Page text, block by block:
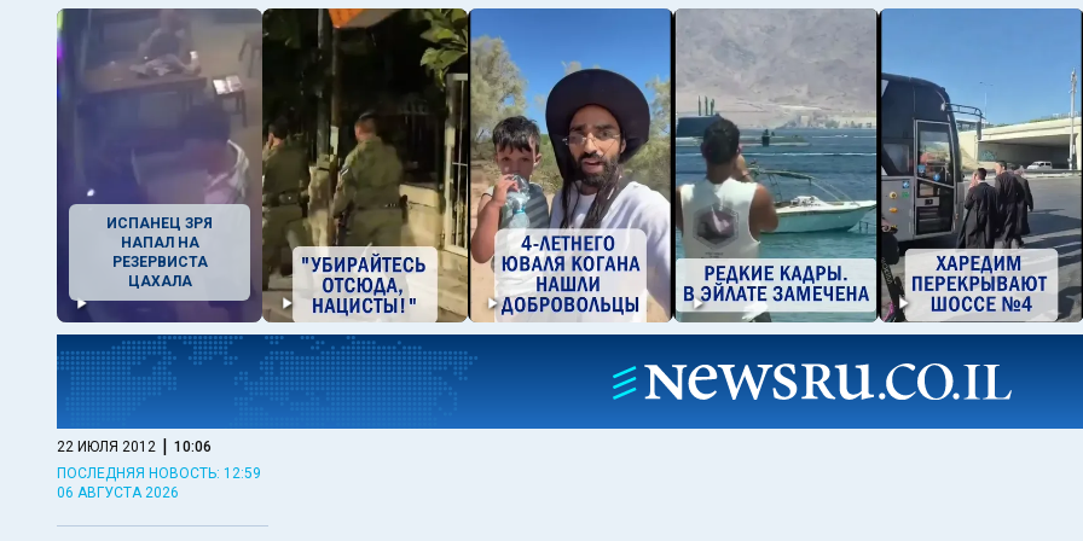
ИСПАНЕЦ ЗРЯ
НАПАЛ НА
РЕЗЕРВИСТА
ЦАХАЛА
22 ИЮЛЯ 2012 | 10:06
ПОСЛЕДНЯЯ НОВОСТЬ: 12:59
06 АВГУСТА 2026